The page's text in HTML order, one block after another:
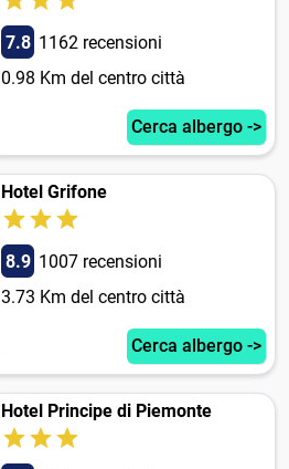
7.8 1162 recensioni
0.98 Km del centro città
Cerca albergo ->
Hotel Grifone
8.9 1007 recensioni
3.73 Km del centro città
Cerca albergo ->
Hotel Principe di Piemonte